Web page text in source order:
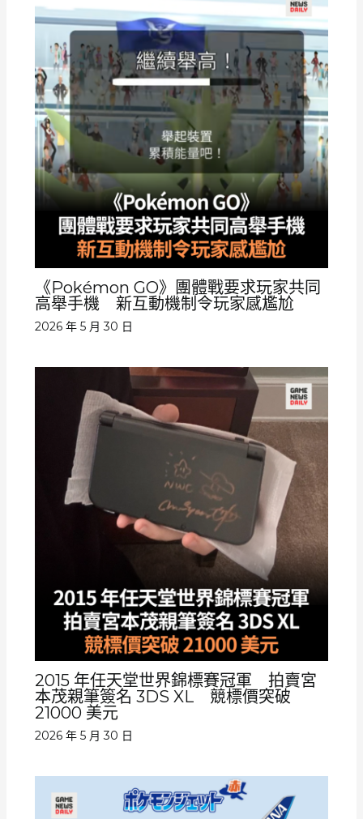
《Pokémon GO》團體戰要求玩家共同
高舉手機 新互動機制令玩家感尷尬
2026 年 5 月 30 日
2015 年任天堂世界錦標賽冠軍 拍賣宮
本茂親筆簽名 3DS XL 競標價突破
21000 美元
2026 年 5 月 30 日